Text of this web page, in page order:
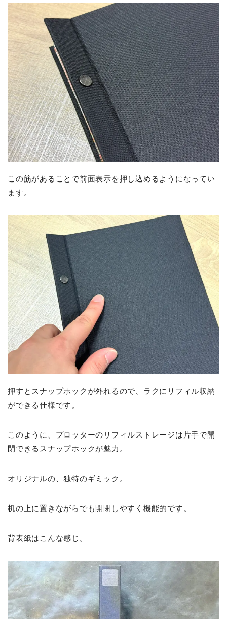
この筋があることで前面表示を押し込めるようになってい
ます。
押すとスナップホックが外れるので、ラクにリフィル収納
ができる仕様です。
このように、プロッターのリフィルストレージは片手で開
閉できるスナップホックが魅力。
オリジナルの、独特のギミック。
机の上に置きながらでも開閉しやすく機能的です。
背表紙はこんな感じ。